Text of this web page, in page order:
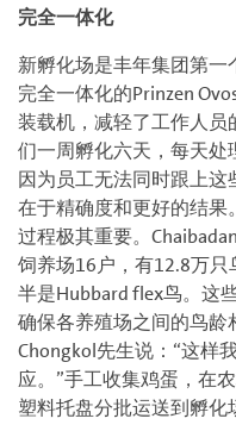
完全一体化
新孵化场是丰年集团第
完全一体化的Prinzen
装载机，减轻了工作人员
们一周孵化六天，每天处
因为员工无法同时跟上
在于精确度和更好的结
过程极其重要。
饲养场16户，有12.8万
半是Hubbard flex鸟。这
确保各养殖场之间的鸟龄
Chongkol先生说：“这样
应。”手工收集鸡蛋，在
塑料托盘分批运送到孵化